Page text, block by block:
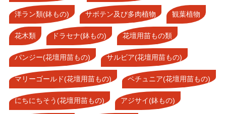
洋ラン類(鉢もの) サボテン及び多肉植物 観葉植物
花木類 ドラセナ(鉢もの) 花壇用苗もの類
パンジー(花壇用苗もの) サルビア(花壇用苗もの)
マリーゴールド(花壇用苗もの) ペチュニア(花壇用苗もの)
にちにちそう(花壇用苗もの) アジサイ(鉢もの)